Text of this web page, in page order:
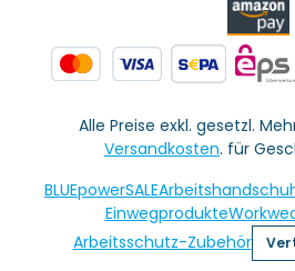
Alle Preise exkl. gesetzl.
Versandkosten. für
BLUEpowerSALE
Einwegprodukte
Arbeitsschutz-Zubehör